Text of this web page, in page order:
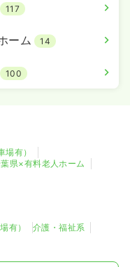
117
ーム 14
100
有）
県×有料老人ホーム
有）
介護・福祉系